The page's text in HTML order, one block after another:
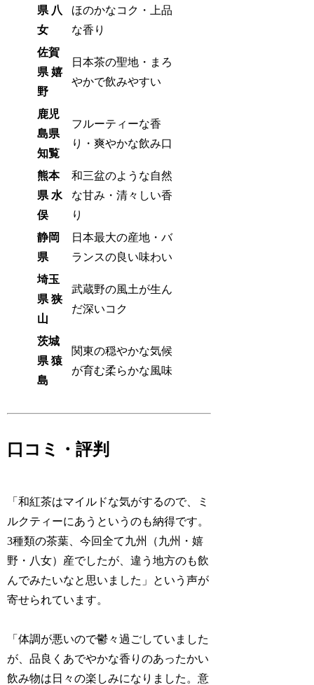
県 八
女
ほのかなコク・上品
な香り
佐賀
県 嬉
野
日本茶の聖地・まろ
やかで飲みやすい
鹿児
島県
知覧
フルーティーな香
り・爽やかな飲み口
熊本
県 水
俣
和三盆のような自然
な甘み・清々しい香
り
静岡
県
日本最大の産地・バ
ランスの良い味わい
埼玉
県 狭
山
武蔵野の風土が生ん
だ深いコク
茨城
県 猿
島
関東の穏やかな気候
が育む柔らかな風味
口コミ・評判
「和紅茶はマイルドな気がするので、ミ
ルクティーにあうというのも納得です。
3種類の茶葉、今回全て九州（九州・嬉
野・八女）産でしたが、違う地方のも飲
んでみたいなと思いました」という声が
寄せられています。
「体調が悪いので鬱々過ごしていました
が、品良くあでやかな香りのあったかい
飲み物は日々の楽しみになりました。意